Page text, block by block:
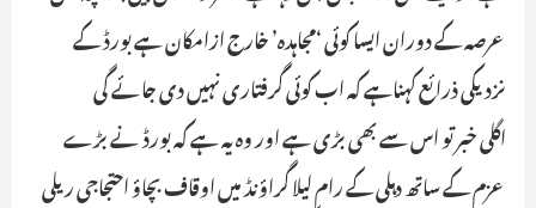
عرصہ کے دوران ایسا کوئی ‘مجاہدہ’ خارج ازامکان ہےـ بورڈ کے
نزدیکی ذرائع کہناہے کہ اب کوئی گرفتاری نہیں دی جائے گی ـ
اگلی خبر تو اس سے بھی بڑی ہے اور وہ یہ ہے کہ بورڈ نے بڑے
عزم کے ساتھ دہلی کے رام لیلا گراؤنڈ میں اوقاف بچاؤ احتجاجی ریلی